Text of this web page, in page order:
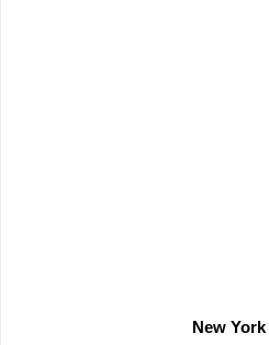
New